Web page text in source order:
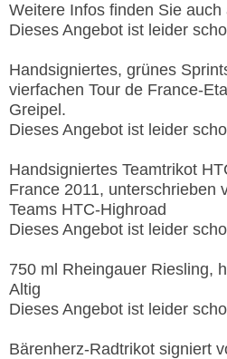
Weitere Infos finden Sie auch
Dieses Angebot ist leider
Handsigniertes, grünes
vierfachen Tour de France-
Greipel.
Dieses Angebot ist leider
Handsigniertes Teamtrikot
France 2011, unterschrieben
Teams HTC-Highroad
Dieses Angebot ist leider
750 ml Rheingauer Riesling,
Altig
Dieses Angebot ist leider
Bärenherz-Radtrikot signiert